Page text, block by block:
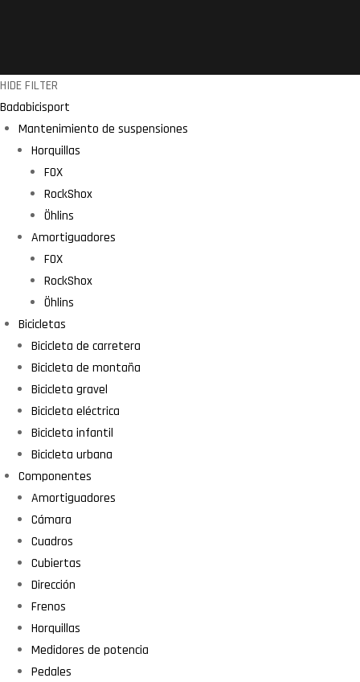
HIDE FILTER
Badabicisport
Mantenimiento de suspensiones
Horquillas
FOX
RockShox
Öhlins
Amortiguadores
FOX
RockShox
Öhlins
Bicicletas
Bicicleta de carretera
Bicicleta de montaña
Bicicleta gravel
Bicicleta eléctrica
Bicicleta infantil
Bicicleta urbana
Componentes
Amortiguadores
Cámara
Cuadros
Cubiertas
Dirección
Frenos
Horquillas
Medidores de potencia
Pedales